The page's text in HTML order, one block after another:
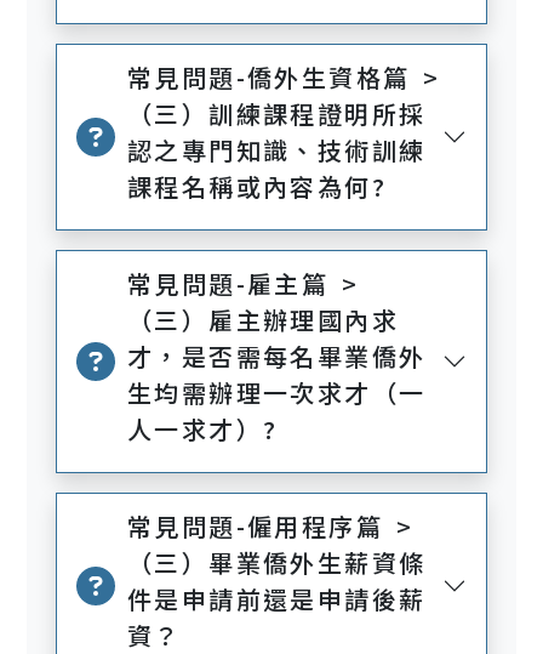
常見問題-僑外生資格篇 >
（三）訓練課程證明所採
認之專門知識、技術訓練
課程名稱或內容為何?
常見問題-雇主篇 >
（三）雇主辦理國內求
才，是否需每名畢業僑外
生均需辦理一次求才（一
人一求才）?
常見問題-僱用程序篇 >
（三）畢業僑外生薪資條
件是申請前還是申請後薪
資？